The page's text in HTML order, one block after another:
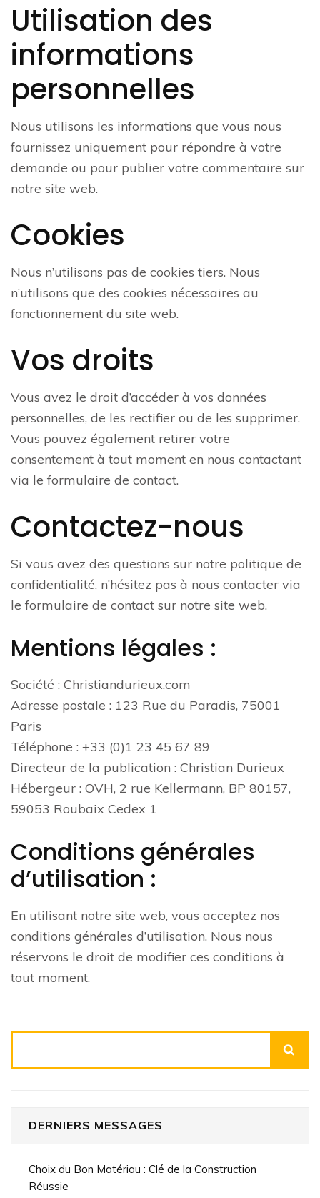
Utilisation des
informations
personnelles
Nous utilisons les informations que vous nous
fournissez uniquement pour répondre à votre
demande ou pour publier votre commentaire sur
notre site web.
Cookies
Nous n’utilisons pas de cookies tiers. Nous
n’utilisons que des cookies nécessaires au
fonctionnement du site web.
Vos droits
Vous avez le droit d’accéder à vos données
personnelles, de les rectifier ou de les supprimer.
Vous pouvez également retirer votre
consentement à tout moment en nous contactant
via le formulaire de contact.
Contactez-nous
Si vous avez des questions sur notre politique de
confidentialité, n’hésitez pas à nous contacter via
le formulaire de contact sur notre site web.
Mentions légales :
Société : Christiandurieux.com
Adresse postale : 123 Rue du Paradis, 75001
Paris
Téléphone : +33 (0)1 23 45 67 89
Directeur de la publication : Christian Durieux
Hébergeur : OVH, 2 rue Kellermann, BP 80157,
59053 Roubaix Cedex 1
Conditions générales
d’utilisation :
En utilisant notre site web, vous acceptez nos
conditions générales d’utilisation. Nous nous
réservons le droit de modifier ces conditions à
tout moment.
DERNIERS MESSAGES
Choix du Bon Matériau : Clé de la Construction
Réussie